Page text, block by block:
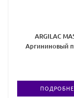
ARGILAC
Аргининовый